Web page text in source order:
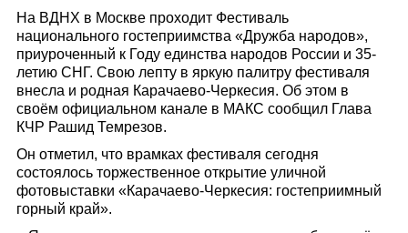
На ВДНХ в Москве проходит Фестиваль
национального гостеприимства «Дружба народов»,
приуроченный к Году единства народов России и 35-
летию СНГ. Свою лепту в яркую палитру фестиваля
внесла и родная Карачаево-Черкесия. Об этом в
своём официальном канале в МАКС сообщил Глава
КЧР Рашид Темрезов.
Он отметил, что врамках фестиваля сегодня
состоялось торжественное открытие уличной
фотовыставки «Карачаево-Черкесия: гостеприимный
горный край».